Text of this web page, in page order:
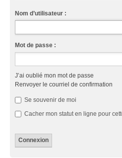
Nom d’utilisateur :
Mot de passe :
J’ai oublié mon mot de passe
Renvoyer le courriel de confirmation
Se souvenir de moi
Cacher mon statut en ligne pour